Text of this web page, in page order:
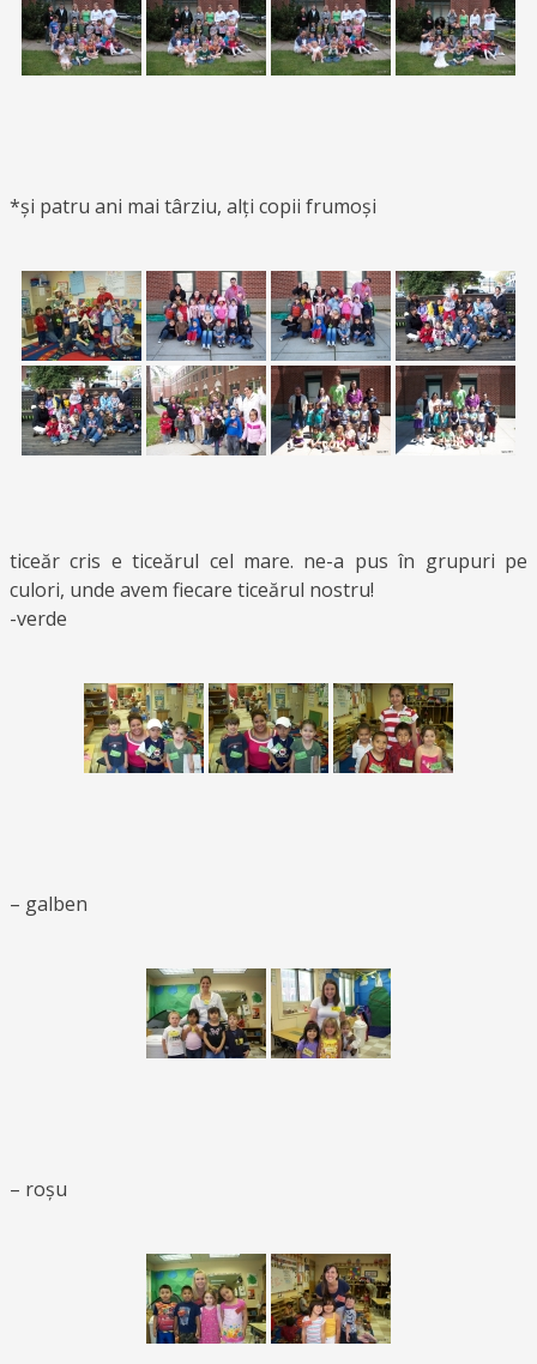
*și patru ani mai târziu, alți copii frumoși
ticeăr cris e ticeărul cel mare. ne-a pus în grupuri pe
culori, unde avem fiecare ticeărul nostru!
-verde
– galben
– roșu